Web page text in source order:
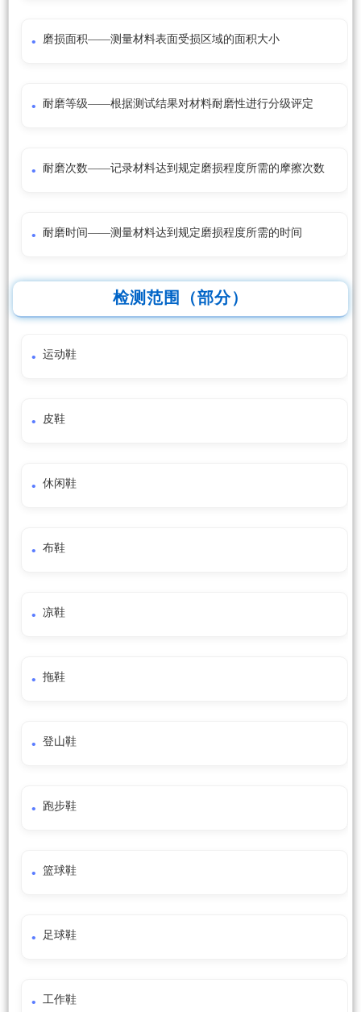
磨损面积——测量材料表面受损区域的面积大小
耐磨等级——根据测试结果对材料耐磨性进行分级评定
耐磨次数——记录材料达到规定磨损程度所需的摩擦次数
耐磨时间——测量材料达到规定磨损程度所需的时间
检测范围（部分）
运动鞋
皮鞋
休闲鞋
布鞋
凉鞋
拖鞋
登山鞋
跑步鞋
篮球鞋
足球鞋
工作鞋